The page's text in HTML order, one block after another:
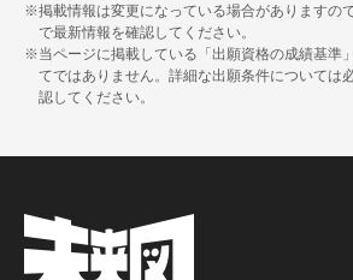
※掲載情報は変更になっている場合がありますの
で最新情報を確認してください。
※当ページに掲載している「出願資格の成績基準
てではありません。詳細な出願条件については
認してください。